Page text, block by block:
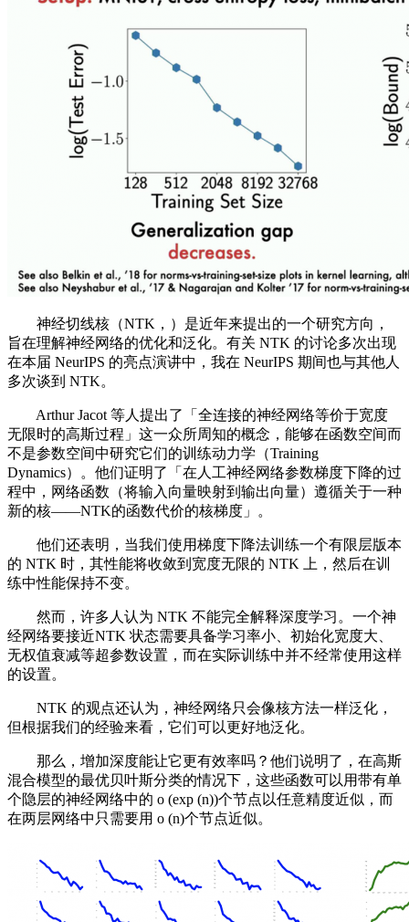
神经切线核（NTK，）是近年来提出的一个研究方向，
旨在理解神经网络的优化和泛化。有关 NTK 的讨论多次出现
在本届 NeurIPS 的亮点演讲中，我在 NeurIPS 期间也与其他人
多次谈到 NTK。
Arthur Jacot 等人提出了「全连接的神经网络等价于宽度
无限时的高斯过程」这一众所周知的概念，能够在函数空间而
不是参数空间中研究它们的训练动力学（Training
Dynamics）。他们证明了「在人工神经网络参数梯度下降的过
程中，网络函数（将输入向量映射到输出向量）遵循关于一种
新的核——NTK的函数代价的核梯度」。
他们还表明，当我们使用梯度下降法训练一个有限层版本
的 NTK 时，其性能将收敛到宽度无限的 NTK 上，然后在训
练中性能保持不变。
然而，许多人认为 NTK 不能完全解释深度学习。一个神
经网络要接近NTK 状态需要具备学习率小、初始化宽度大、
无权值衰减等超参数设置，而在实际训练中并不经常使用这样
的设置。
NTK 的观点还认为，神经网络只会像核方法一样泛化，
但根据我们的经验来看，它们可以更好地泛化。
那么，增加深度能让它更有效率吗？他们说明了，在高斯
混合模型的最优贝叶斯分类的情况下，这些函数可以用带有单
个隐层的神经网络中的 o (exp (n))个节点以任意精度近似，而
在两层网络中只需要用 o (n)个节点近似。